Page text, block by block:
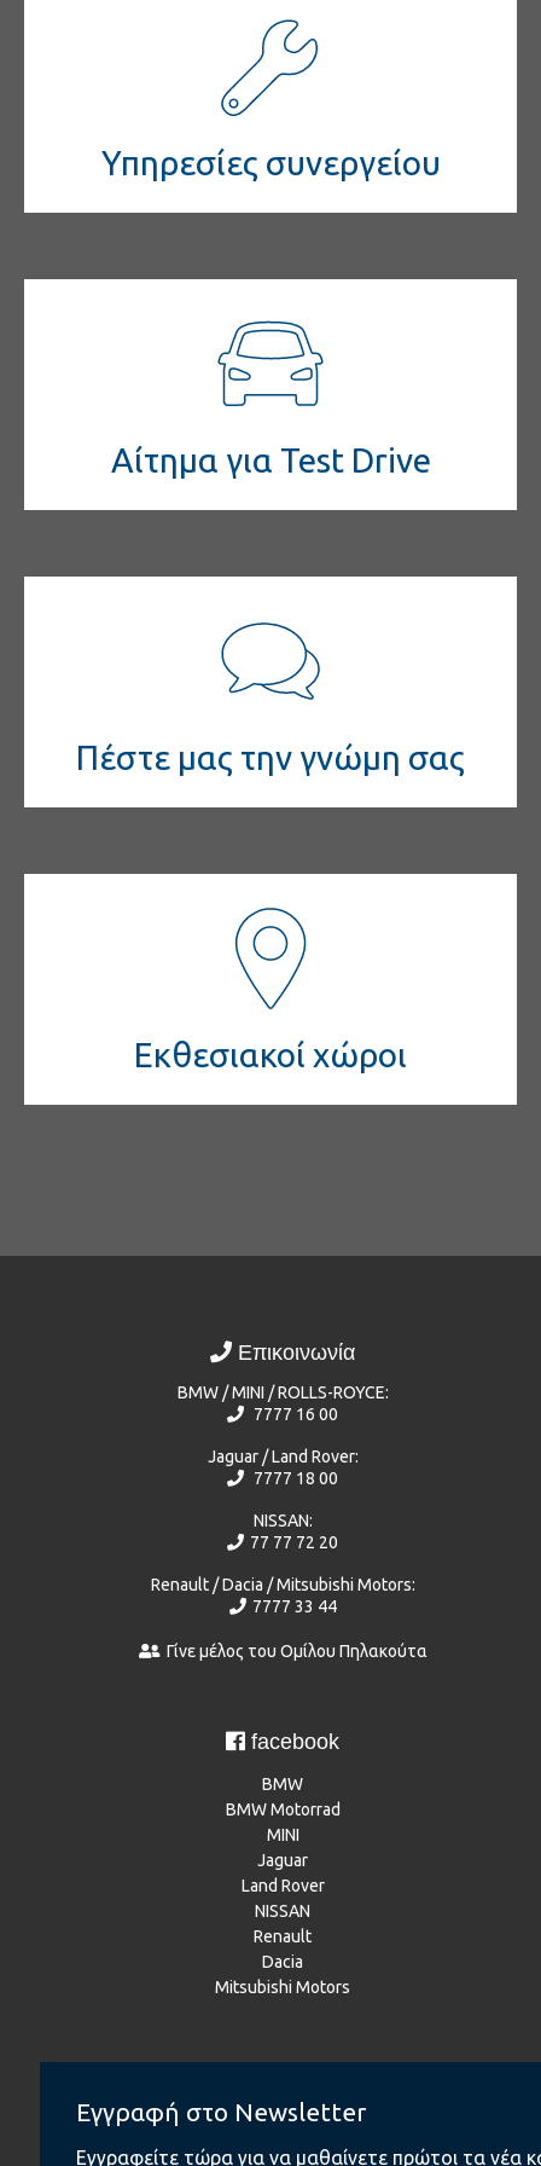
κοινωνική
ευθύνη
Επικοινωνία
Εγγραφή στο Newsletter
Εγγραφείτε τώρα για να μαθαίνετε πρώτοι τα νέα
Υπηρεσίες συνεργείου
Αίτημα για Test Drive
Πέστε μας την γνώμη σας
Εκθεσιακοί χώροι
Επικοινωνία
BMW / MINI / ROLLS-ROYCE:
7777 16 00
Jaguar / Land Rover:
7777 18 00
NISSAN:
77 77 72 20
Renault / Dacia / Mitsubishi Motors:
7777 33 44
Γίνε μέλος του Ομίλου Πηλακούτα
facebook
BMW
BMW Motorrad
MINI
Jaguar
Land Rover
NISSAN
Renault
Dacia
Mitsubishi Motors
BMW
BMW Motorrad